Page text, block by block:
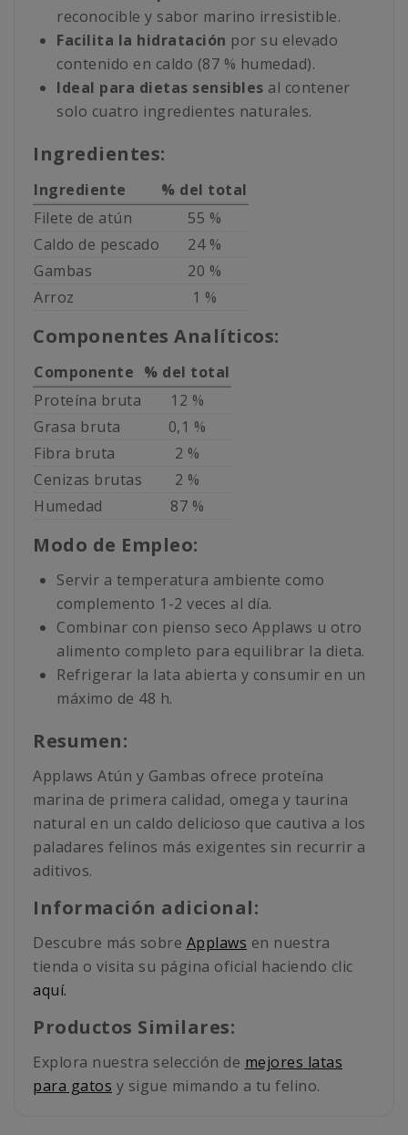
reconocible y sabor marino irresistible.
Facilita la hidratación por su elevado
contenido en caldo (87 % humedad).
Ideal para dietas sensibles al contener
solo cuatro ingredientes naturales.
Ingredientes:
Ingrediente
% del total
Filete de atún
55 %
Caldo de pescado
24 %
Gambas
20 %
Arroz
1 %
Componentes Analíticos:
Componente % del total
Proteína bruta
12 %
Grasa bruta
0,1 %
Fibra bruta
2 %
Cenizas brutas
2 %
Humedad
87 %
Modo de Empleo:
Servir a temperatura ambiente como
complemento 1-2 veces al día.
Combinar con pienso seco Applaws u otro
alimento completo para equilibrar la dieta.
Refrigerar la lata abierta y consumir en un
máximo de 48 h.
Resumen:
Applaws Atún y Gambas ofrece proteína
marina de primera calidad, omega y taurina
natural en un caldo delicioso que cautiva a los
paladares felinos más exigentes sin recurrir a
aditivos.
Información adicional:
Descubre más sobre Applaws en nuestra
tienda o visita su página oficial haciendo clic
aquí.
Productos Similares:
Explora nuestra selección de mejores latas
para gatos y sigue mimando a tu felino.